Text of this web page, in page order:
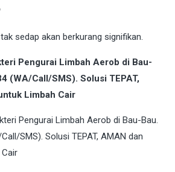
sedap akan berkurang signifikan.
Pengurai Limbah Aerob di Bau-
(WA/Call/SMS). Solusi TEPAT,
Limbah Cair